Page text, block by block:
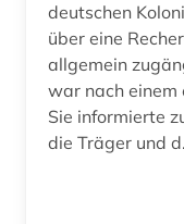
deutschen
über eine
allgemein
war nach einem
Sie informierte
die Träger und